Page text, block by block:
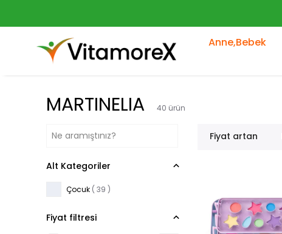
Anne,Bebek
MARTINELIA 40 ürün
Fiyat artan
Alt Kategoriler
Çocuk ( 39 )
Fiyat filtresi